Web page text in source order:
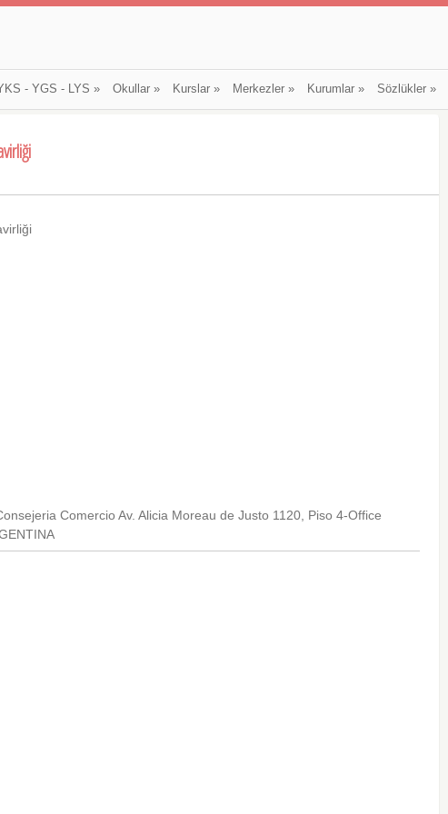
- YGS - LYS » Okullar» Kurslar» Merkezler» Kurumlar» Sözlükler»
Comercio Av. Alicia Moreau de Justo 1120, Piso 4-Office